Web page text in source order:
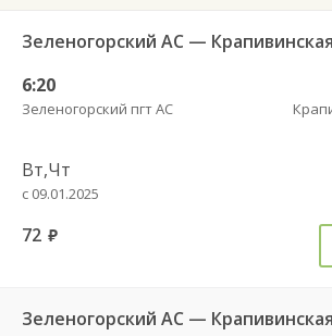
Зеленогорский АС —
6:20
Зеленогорский пгт АС
Вт,Чт
с 09.01.2025
72 руб.
Зеленогорский АС —